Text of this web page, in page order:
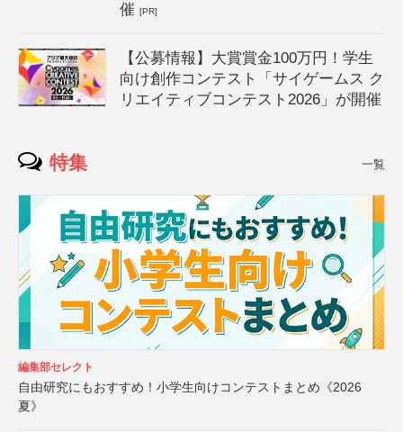
催[PR]
【公募情報】大賞賞金100万円！学生
向け創作コンテスト「サイゲームス ク
リエイティブコンテスト2026」が開催
特集 一覧
編集部セレクト
自由研究にもおすすめ！小学生向けコンテストまとめ《2026
夏》